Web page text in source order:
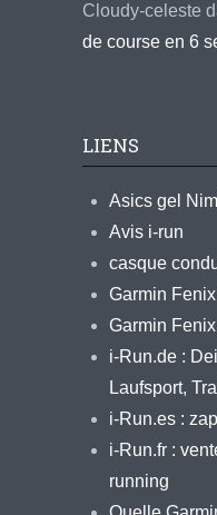
Cloudy-celeste
de course en 6
LIENS
Asics gel
Avis i-run
casque
Garmin
Garmin
i-Run.de :
Laufsport,
i-Run.es :
i-Run.fr :
running